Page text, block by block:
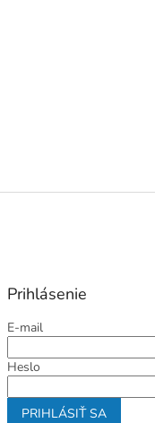
Prihlásenie
E-mail
Heslo
PRIHLÁSIŤ SA